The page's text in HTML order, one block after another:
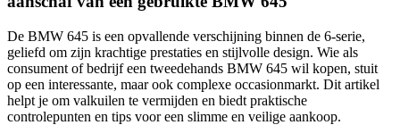
De BMW 645 is een opvallende verschijning binnen de 6-serie,
geliefd om zijn krachtige prestaties en stijlvolle design. Wie als
consument of bedrijf een tweedehands BMW 645 wil kopen, stuit
op een interessante, maar ook complexe occasionmarkt. Dit artikel
helpt je om valkuilen te vermijden en biedt praktische
controlepunten en tips voor een slimme en veilige aankoop.